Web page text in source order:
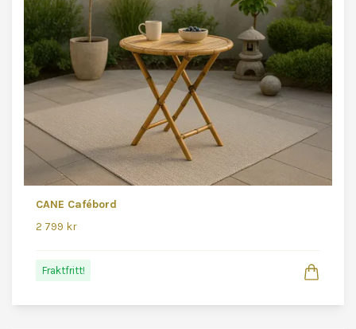
CANE Cafébord
2 799 kr
Fraktfritt!